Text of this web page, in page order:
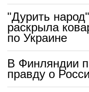
"Дурить
раскрыла
по Украине
В Финляндии
правду о